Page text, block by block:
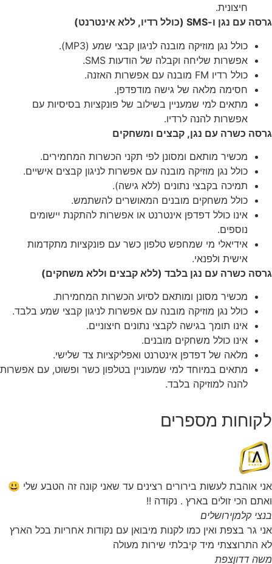
חיצונית.
גרסה עם נגן ו-SMS (כולל רדיו, ללא אינטרנט)
כולל נגן מוזיקה מובנה לניגון קבצי שמע (MP3).
אפשרות שליחה וקבלה של הודעות SMS.
כולל רדיו FM מובנה עם אפשרות האזנה.
חסימה מלאה של גישה מודפדפן.
מתאים למי שמעניין בשילוב של פונקציות בסיסיות עם
אפשרות להנה לרדיו.
גרסה כשרה עם נגן, קבצים ומשחקים
מכשיר מותאם ומסונן לפי תקני הכשרות המחמירים.
כולל נגן מוזיקה מובנה עם אפשרות לניגון קבצים אישיים.
תמיכה בקבצי נתונים (ללא גישה).
כולל משחקים מובנים המאושרים להשתמש.
אינו כולל דפדפן אינטרנט או אפשרות להתקנת יישומים
נוספים.
אידיאלי מי שמחפש טלפון כשר עם פונקציות מתקדמות
אישית ולפנאי.
גרסה כשרה עם נגן בלבד (ללא קבצים וללא משחקים)
מכשיר מסונן ומותאם לסיוע הכשרות המחמירות.
כולל נגן מוזיקה מובנה עם אפשרות לניגון קבצי שמע בלבד.
אינו תומך בגישה לקבצי נתונים חיצוניים.
אינו כולל משחקים מובנים.
מלאה של דפדפן אינטרנט ואפליקציות צד שלישי.
מתאים במיוחד למי שמעוניין בטלפון כשר ופשוט, עם אפשרות
להנה למוזיקה בלבד.
לקוחות מספרים
אני אוהבת לעשות בירורים רצינים עד שאני קונה זה הטבע שלי 😃
ואתם הכי זולים בארץ . נקודה !!
בנצי קלמןירושלים
אני גר בצפת ואין כמו לקנות מיבואן עם נקודות אחריות בכל הארץ
לא התרוצצתי מיד קיבלתי שירות מעולה
משה דדוןצפת